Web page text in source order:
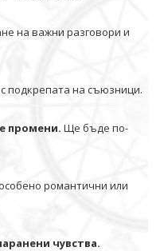
на важни разговори и
подкрепата на съюзници.
промени. Ще бъде по-
романтични или
чувства.